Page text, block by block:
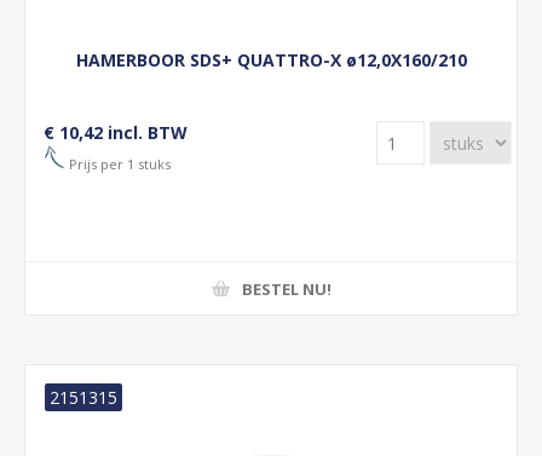
HAMERBOOR SDS+ QUATTRO-X ø12,0X160/210
€ 10,42 incl. BTW
Prijs per 1 stuks
BESTEL NU!
2151315